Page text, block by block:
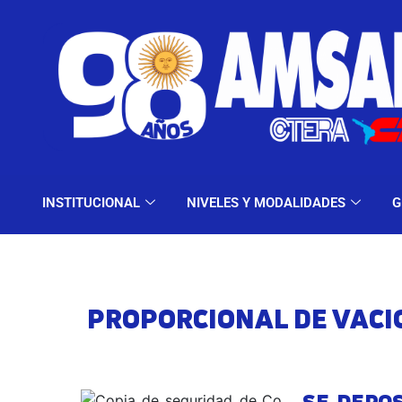
INSTITUCIONAL NIVELES Y MODALIDADES
INSTITUCIONAL
PROPORCIONAL DE